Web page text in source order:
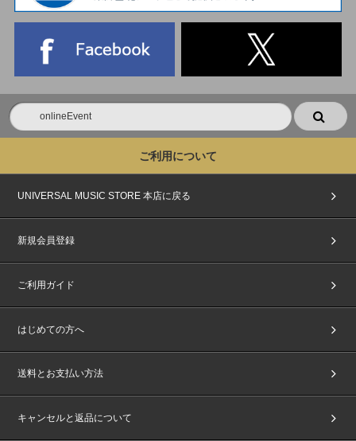
ご利用について
UNIVERSAL MUSIC STORE 本店に戻る
新規会員登録
ご利用ガイド
はじめての方へ
送料とお支払い方法
キャンセルと返品について